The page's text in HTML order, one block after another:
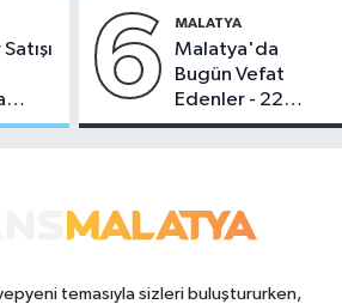
6 MALATYA
Malatya'da
Bugün Vefat
Edenler - 22
Temmuz 2026
temasıyla sizleri buluştururken,